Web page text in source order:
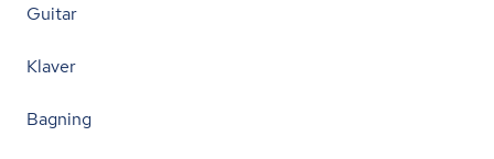
Guitar
Klaver
Bagning